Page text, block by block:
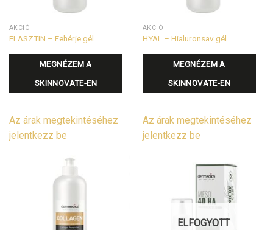
AKCIÓ
ELASZTIN – Fehérje gél
MEGNÉZEM A
SKINNOVATE-EN
Az árak megtekintéséhez
jelentkezz be
AKCIÓ
HYAL – Hialuronsav gél
MEGNÉZEM A
SKINNOVATE-EN
Az árak megtekintéséhez
jelentkezz be
ELFOGYOTT